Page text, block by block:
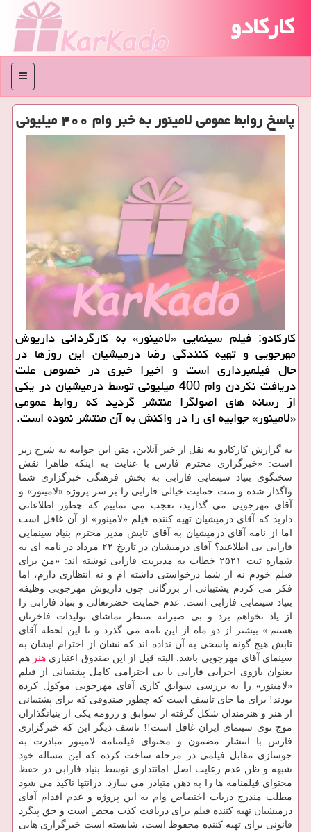
کارکادو
منو
پاسخ روابط عمومی لامینور به خبر وام ۴۰۰ میلیونی
كاركادو: فیلم سینمایی «لامینور» به كارگردانی داریوش
مهرجویی و تهیه كنندگی رضا درمیشیان این روزها در
حال فیلمبرداری است و اخیرا خبری در خصوص علت
دریافت نكردن وام 400 میلیونی توسط درمیشیان در یكی
از رسانه های اصولگرا منتشر گردید كه روابط عمومی
«لامینور» جوابیه ای را در واكنش به آن منتشر نموده است.
به گزارش كاركادو به نقل از خبر آنلاین، متن این جوابیه به شرح زیر
است: «خبرگزاری محترم فارس با عنایت به اینكه ظاهرا نقش
سخنگوی بنیاد سینمایی فارابی به بخش فرهنگی خبرگزاری شما
واگذار شده و منت حمایت خیالی فارابی را بر سر پروژه «لامینور» و
آقای مهرجویی می گذارید، تعجب می نماییم كه چطور اطلاعاتی
دارید كه آقای درمیشیان تهیه كننده فیلم «لامینور» از آن غافل است
اما از نامه آقای درمیشیان به آقای تابش مدیر محترم بنیاد سینمایی
فارابی بی اطلاعید؟ آقای درمیشیان در تاریخ ۲۲ مرداد در نامه ای به
شماره ثبت ۲۵۲۱ خطاب به مدیریت فارابی نوشته اند: «من برای
فیلم خودم نه از شما درخواستی داشته ام و نه انتظاری دارم، اما
فكر می كردم پشتیبانی از بزرگانی چون داریوش مهرجویی وظیفه
بنیاد سینمایی فارابی است. عدم حمایت حضرتعالی و بنیاد فارابی را
از یاد نخواهم برد و بی صبرانه منتظر تماشای تولیدات فاخرتان
هستم.» بیشتر از دو ماه از این نامه می گذرد و تا این لحظه آقای
تابش هیچ گونه پاسخی به آن نداده اند كه نشان از احترام ایشان به
سینمای آقای مهرجویی باشد. البته قبل از این صندوق اعتباری هنر هم
بعنوان بازوی اجرایی فارابی با بی احترامی كامل پشتیبانی از فیلم
«لامینور» را به بررسی سوابق كاری آقای مهرجویی موكول كرده
بودند! برای ما جای تاسف است كه چطور صندوقی كه برای پشتیبانی
از هنر و هنرمندان شكل گرفته از سوابق و رزومه یكی از بنیانگذاران
موج نوی سینمای ایران غافل است!! تاسف دیگر این كه خبرگزاری
فارس با انتشار مضمون و محتوای فیلمنامه لامینور مبادرت به
جوسازی مقابل فیلمی در مرحله ساخت كرده كه این مساله خود
شبهه و ظن عدم رعایت اصل امانتداری توسط بنیاد فارابی در حفظ
محتوای فیلمنامه ها را به ذهن متبادر می سازد. درانتها تاكید می شود
مطلب مندرج درباب اختصاص وام به این پروژه و عدم اقدام آقای
درمیشیان تهیه كننده فیلم برای دریافت كذب محض است و حق پیگرد
قانونی برای تهیه كننده محفوظ است، شایسته است خبرگزاری هایی